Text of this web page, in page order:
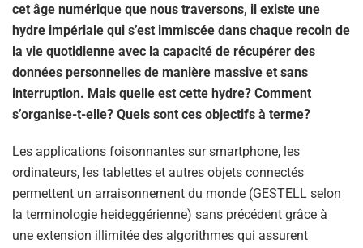
cet âge numérique que nous traversons, il existe une
hydre impériale qui s’est immiscée dans chaque recoin de
la vie quotidienne avec la capacité de récupérer des
données personnelles de manière massive et sans
interruption. Mais quelle est cette hydre? Comment
s’organise-t-elle? Quels sont ces objectifs à terme?
Les applications foisonnantes sur smartphone, les
ordinateurs, les tablettes et autres objets connectés
permettent un arraisonnement du monde (GESTELL selon
la terminologie heideggérienne) sans précédent grâce à
une extension illimitée des algorithmes qui assurent